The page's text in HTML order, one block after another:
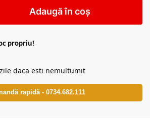
Adaugă în coș
propriu!
daca esti nemultumit
rapidă - 0734.682.111